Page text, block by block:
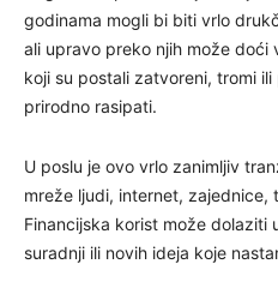
godinama mogli bi biti vrlo
ali upravo preko njih može doći
koji su postali zatvoreni, tromi
prirodno rasipati.
U poslu je ovo vrlo zanimljiv
mreže ljudi, internet, zajednice,
Financijska korist može dolaziti
suradnji ili novih ideja koje